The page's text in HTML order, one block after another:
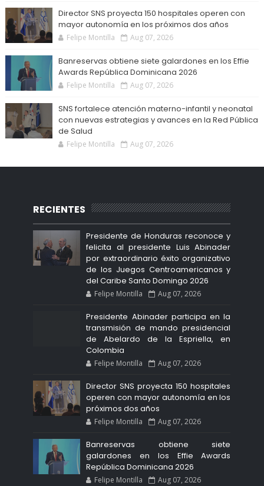
Director SNS proyecta 150 hospitales operen con
mayor autonomía en los próximos dos años
Felipe Montilla Aug 07, 2026
Banreservas obtiene siete galardones en los Effie
Awards República Dominicana 2026
Felipe Montilla Aug 07, 2026
SNS fortalece atención materno-infantil y neonatal
con nuevas estrategias y avances en la Red Pública
de Salud
Felipe Montilla Aug 07, 2026
RECIENTES
Presidente de Honduras reconoce y
felicita al presidente Luis Abinader
por extraordinario éxito organizativo
de los Juegos Centroamericanos y
del Caribe Santo Domingo 2026
Felipe Montilla Aug 07, 2026
Presidente Abinader participa en la
transmisión de mando presidencial
de Abelardo de la Espriella, en
Colombia
Felipe Montilla Aug 07, 2026
Director SNS proyecta 150 hospitales
operen con mayor autonomía en los
próximos dos años
Felipe Montilla Aug 07, 2026
Banreservas obtiene siete
galardones en los Effie Awards
República Dominicana 2026
Felipe Montilla Aug 07, 2026